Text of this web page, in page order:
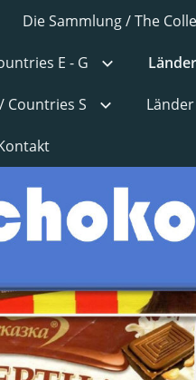
Die Sammlung / The
E - G
Countries S